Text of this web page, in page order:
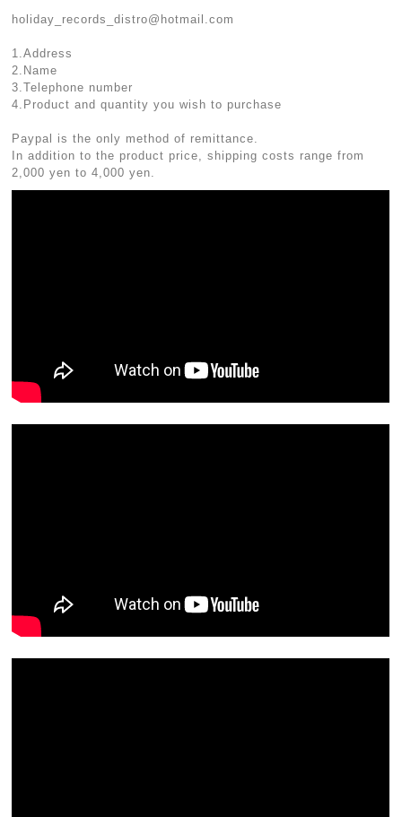
holiday_records_distro@hotmail.com
1.Address
2.Name
3.Telephone number
4.Product and quantity you wish to purchase
Paypal is the only method of remittance.
In addition to the product price, shipping costs range from
2,000 yen to 4,000 yen.